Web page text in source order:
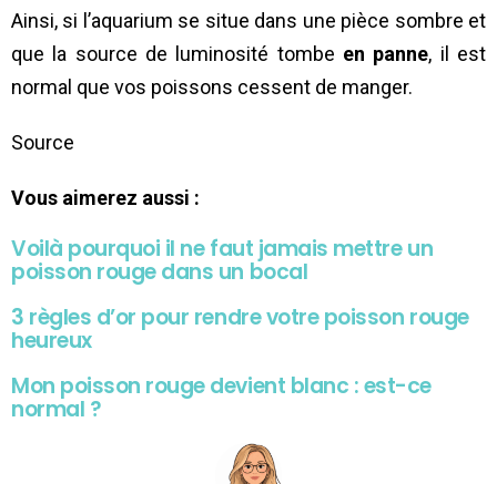
Ainsi, si l’aquarium se situe dans une pièce sombre et
que la source de luminosité tombe en panne, il est
normal que vos poissons cessent de manger.
Source
Vous aimerez aussi :
Voilà pourquoi il ne faut jamais mettre un
poisson rouge dans un bocal
3 règles d’or pour rendre votre poisson rouge
heureux
Mon poisson rouge devient blanc : est-ce
normal ?